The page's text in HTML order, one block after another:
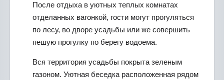
После отдыха в уютных теплых комнатах
отделанных вагонкой, гости могут прогуляться
по лесу, во дворе усадьбы или же совершить
пешую прогулку по берегу водоема.
Вся территория усадьбы покрыта зеленым
газоном. Уютная беседка расположенная рядом